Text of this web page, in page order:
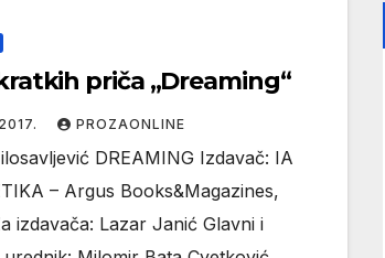
priča „Dreaming“
PROZAONLINE
DREAMING Izdavač: IA
– Argus Books&Magazines,
izdavača: Lazar Janić Glavni i